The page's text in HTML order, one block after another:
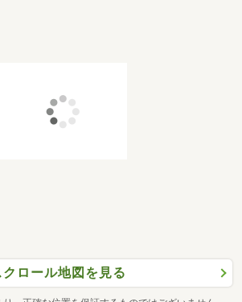
クロール地図を見る